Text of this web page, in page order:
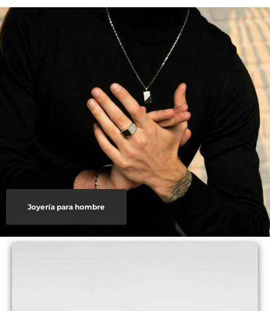
Joyería para hombre